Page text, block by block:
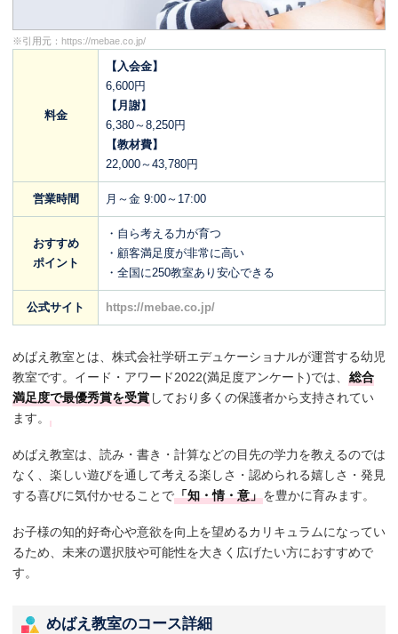
※引用元： https://mebae.co.jp/
料金
【入会金】
6,600円
【月謝】
6,380～8,250円
【教材費】
22,000～43,780円
営業時間 月～金 9:00～17:00
おすすめ
ポイント
・自ら考える力が育つ
・顧客満足度が非常に高い
・全国に250教室あり安心できる
公式サイト https://mebae.co.jp/
めばえ教室とは、株式会社学研エデュケーショナルが運営する幼児
教室です。イード・アワード2022(満足度アンケート)では、 総合
満足度で最優秀賞を受賞 しており多くの保護者から支持されてい
ます。
めばえ教室は、読み・書き・計算などの目先の学力を教えるのでは
なく、楽しい遊びを通して考える楽しさ・認められる嬉しさ・発見
する喜びに気付かせることで「知・情・意」を豊かに育みます。
お子様の知的好奇心や意欲を向上を望めるカリキュラムになってい
るため、未来の選択肢や可能性を大きく広げたい方におすすめで
す。
めばえ教室のコース詳細